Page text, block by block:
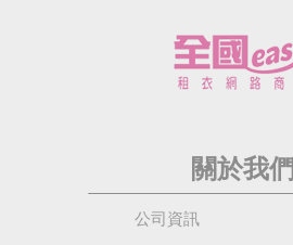
關於我們
公司資訊